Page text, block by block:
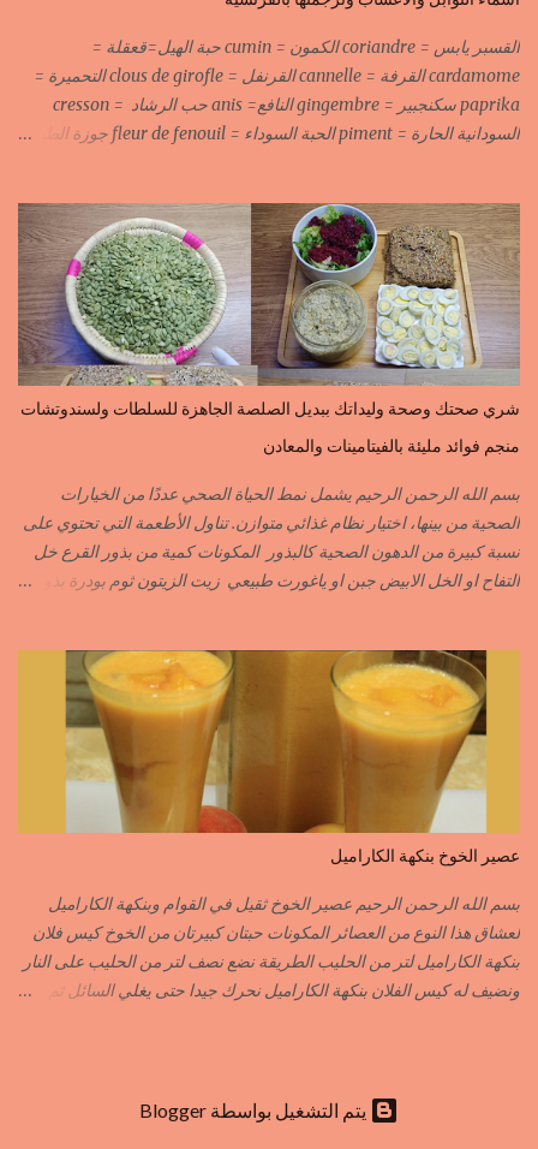
القسبر يابس = coriandre الكمون = cumin حبة الهيل=قعقلة =
cardamome القرفة = cannelle القرنفل = clous de girofle التحميرة =
paprika سكنجبير = gingembre النافع= anis حب الرشاد = cresson
السودانية الحارة = piment الحبة السوداء = fleur de fenouil جوزة الطيب
=nigelle اليبزار الأبيض=poivre blonc الخرقوم =safran des
indes=curcuma اليبزار الأسود=poivre noir زعفران=safran
جنجلان=grains de sésame الكبابة=cubèbe=piment de jamaique
بسيبيسة=macis الكوزة الصحراوية=maniguette عرق السوس=reglisse
لسان الطير=fruit de frène النافع نجيمات=badiane ظهر فلفل=poivre
long الفلفلة الحلوة……………PIMENT DOUX الفلفلة الحارة……………
PIMENT PIQUANT,FORT. سكين جبير……………….GINGEMBRE
القرفة……………………..CANNELLE الكمون…………………….CUMIN الفلفلة
الابزار………………………POIVRE راس الحانوت …………. RASS EL HANOUT
C’EST L ...
شري صحتك وصحة وليداتك ببديل الصلصة الجاهزة للسلطات ولسندوتشات
منجم فوائد مليئة بالفيتامينات والمعادن
بسم الله الرحمن الرحيم يشمل نمط الحياة الصحي عددًا من الخيارات
الصحية من بينها، اختيار نظام غذائي متوازن. تناول الأطعمة التي تحتوي على
نسبة كبيرة من الدهون الصحية كالبذور المكونات كمية من بذور القرع خل
التفاح او الخل الابيض جبن او ياغورت طبيعي زيت الزيتون ثوم بودرة بذور
si=EjD0K3Lgs58txUgM
عصير الخوخ بنكهة الكاراميل
بسم الله الرحمن الرحيم عصير الخوخ ثقيل في القوام وبنكهة الكاراميل
لعشاق هذا النوع من العصائر المكونات حبتان كبيرتان من الخوخ كيس فلان
بنكهة الكاراميل لتر من الحليب الطريقة نضع نصف لتر من الحليب على النار
ونضيف له كيس الفلان بنكهة الكاراميل نحرك جيدا حتى يغلي السائل ثم
التحلية فاختيارية حسب الذوق يمكنك إضافة القليل من المكسرات
‏يتم التشغيل بواسطة Blogger